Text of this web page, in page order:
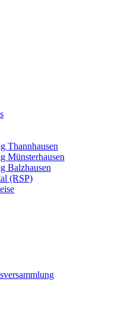
Thannhausen
Münsterhausen
Balzhausen
(RSP)